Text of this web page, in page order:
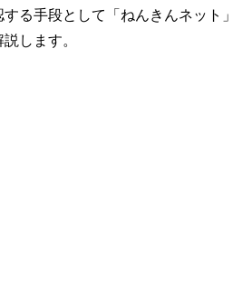
る手段として「ねんきんネット」
します。